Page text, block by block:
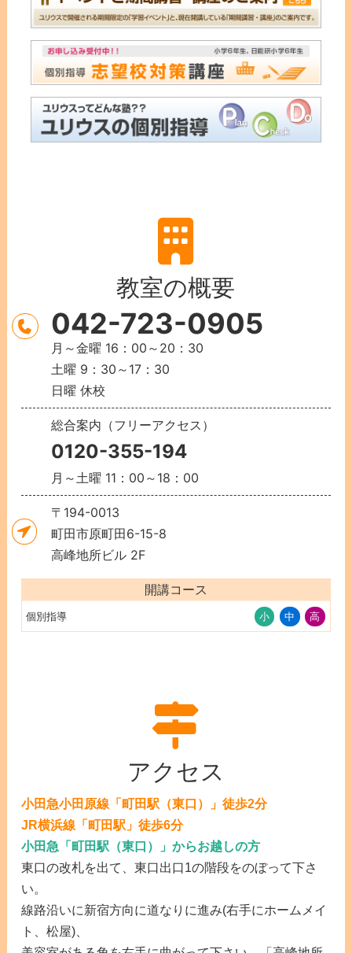
教室の概要
042-723-0905
月～金曜 16：00～20：30
土曜 9：30～17：30
日曜 休校
総合案内（フリーアクセス）
0120-355-194
月～土曜 11：00～18：00
〒194-0013
町田市原町田6-15-8
高峰地所ビル 2F
開講コース
個別指導 小 中 高
アクセス
小田急小田原線「町田駅（東口）」徒歩2分
JR横浜線「町田駅」徒歩6分
小田急「町田駅（東口）」からお越しの方
東口の改札を出て、東口出口1の階段をのぼって下さ
い。
線路沿いに新宿方向に道なりに進み(右手にホームメイ
ト、松屋)、